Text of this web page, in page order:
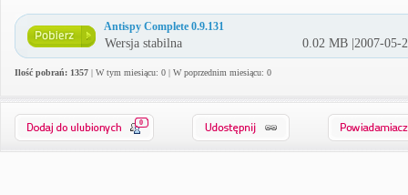
Antispy Complete 0.9.131
Wersja stabilna 0.02 MB |2007-05-
Ilość pobrań: 1357 | W tym miesiącu: 0 | W poprzednim miesiącu: 0
0